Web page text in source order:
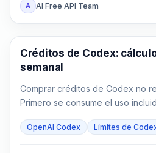
A AI Free API Team
AI Development Tools
Créditos de Codex:
semanal
Comprar créditos de Codex no
Primero se consume el uso
OpenAI Codex Límites de